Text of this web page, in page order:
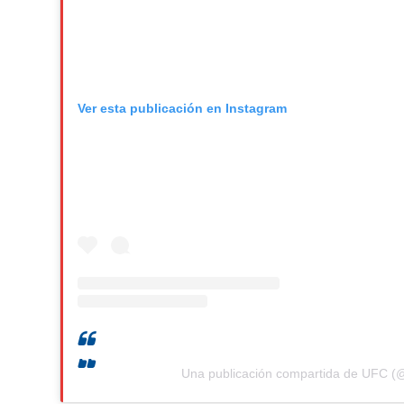
Ver esta publicación en Instagram
Una publicación compartida de UFC